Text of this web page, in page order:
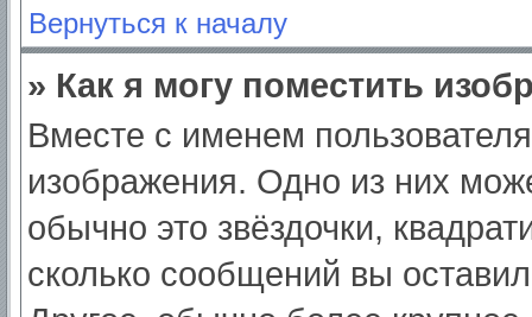
Вернуться к началу
» Как я могу поместить
Вместе с именем
изображения. Одно из них
обычно это звёздочки,
сколько сообщений вы